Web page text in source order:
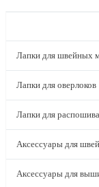
Лапки для швейных
Лапки для оверлоков
Лапки для
Аксессуары для
Аксессуары для